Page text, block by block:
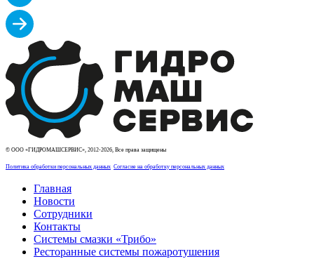
© ООО «ГИДРОМАШСЕРВИС», 2012-2026, Все права защищены
Политика обработки персональных данных Согласие на обработку персональных данных
Главная
Новости
Сотрудники
Контакты
Системы смазки «Трибо»
Ресторанные системы пожаротушения